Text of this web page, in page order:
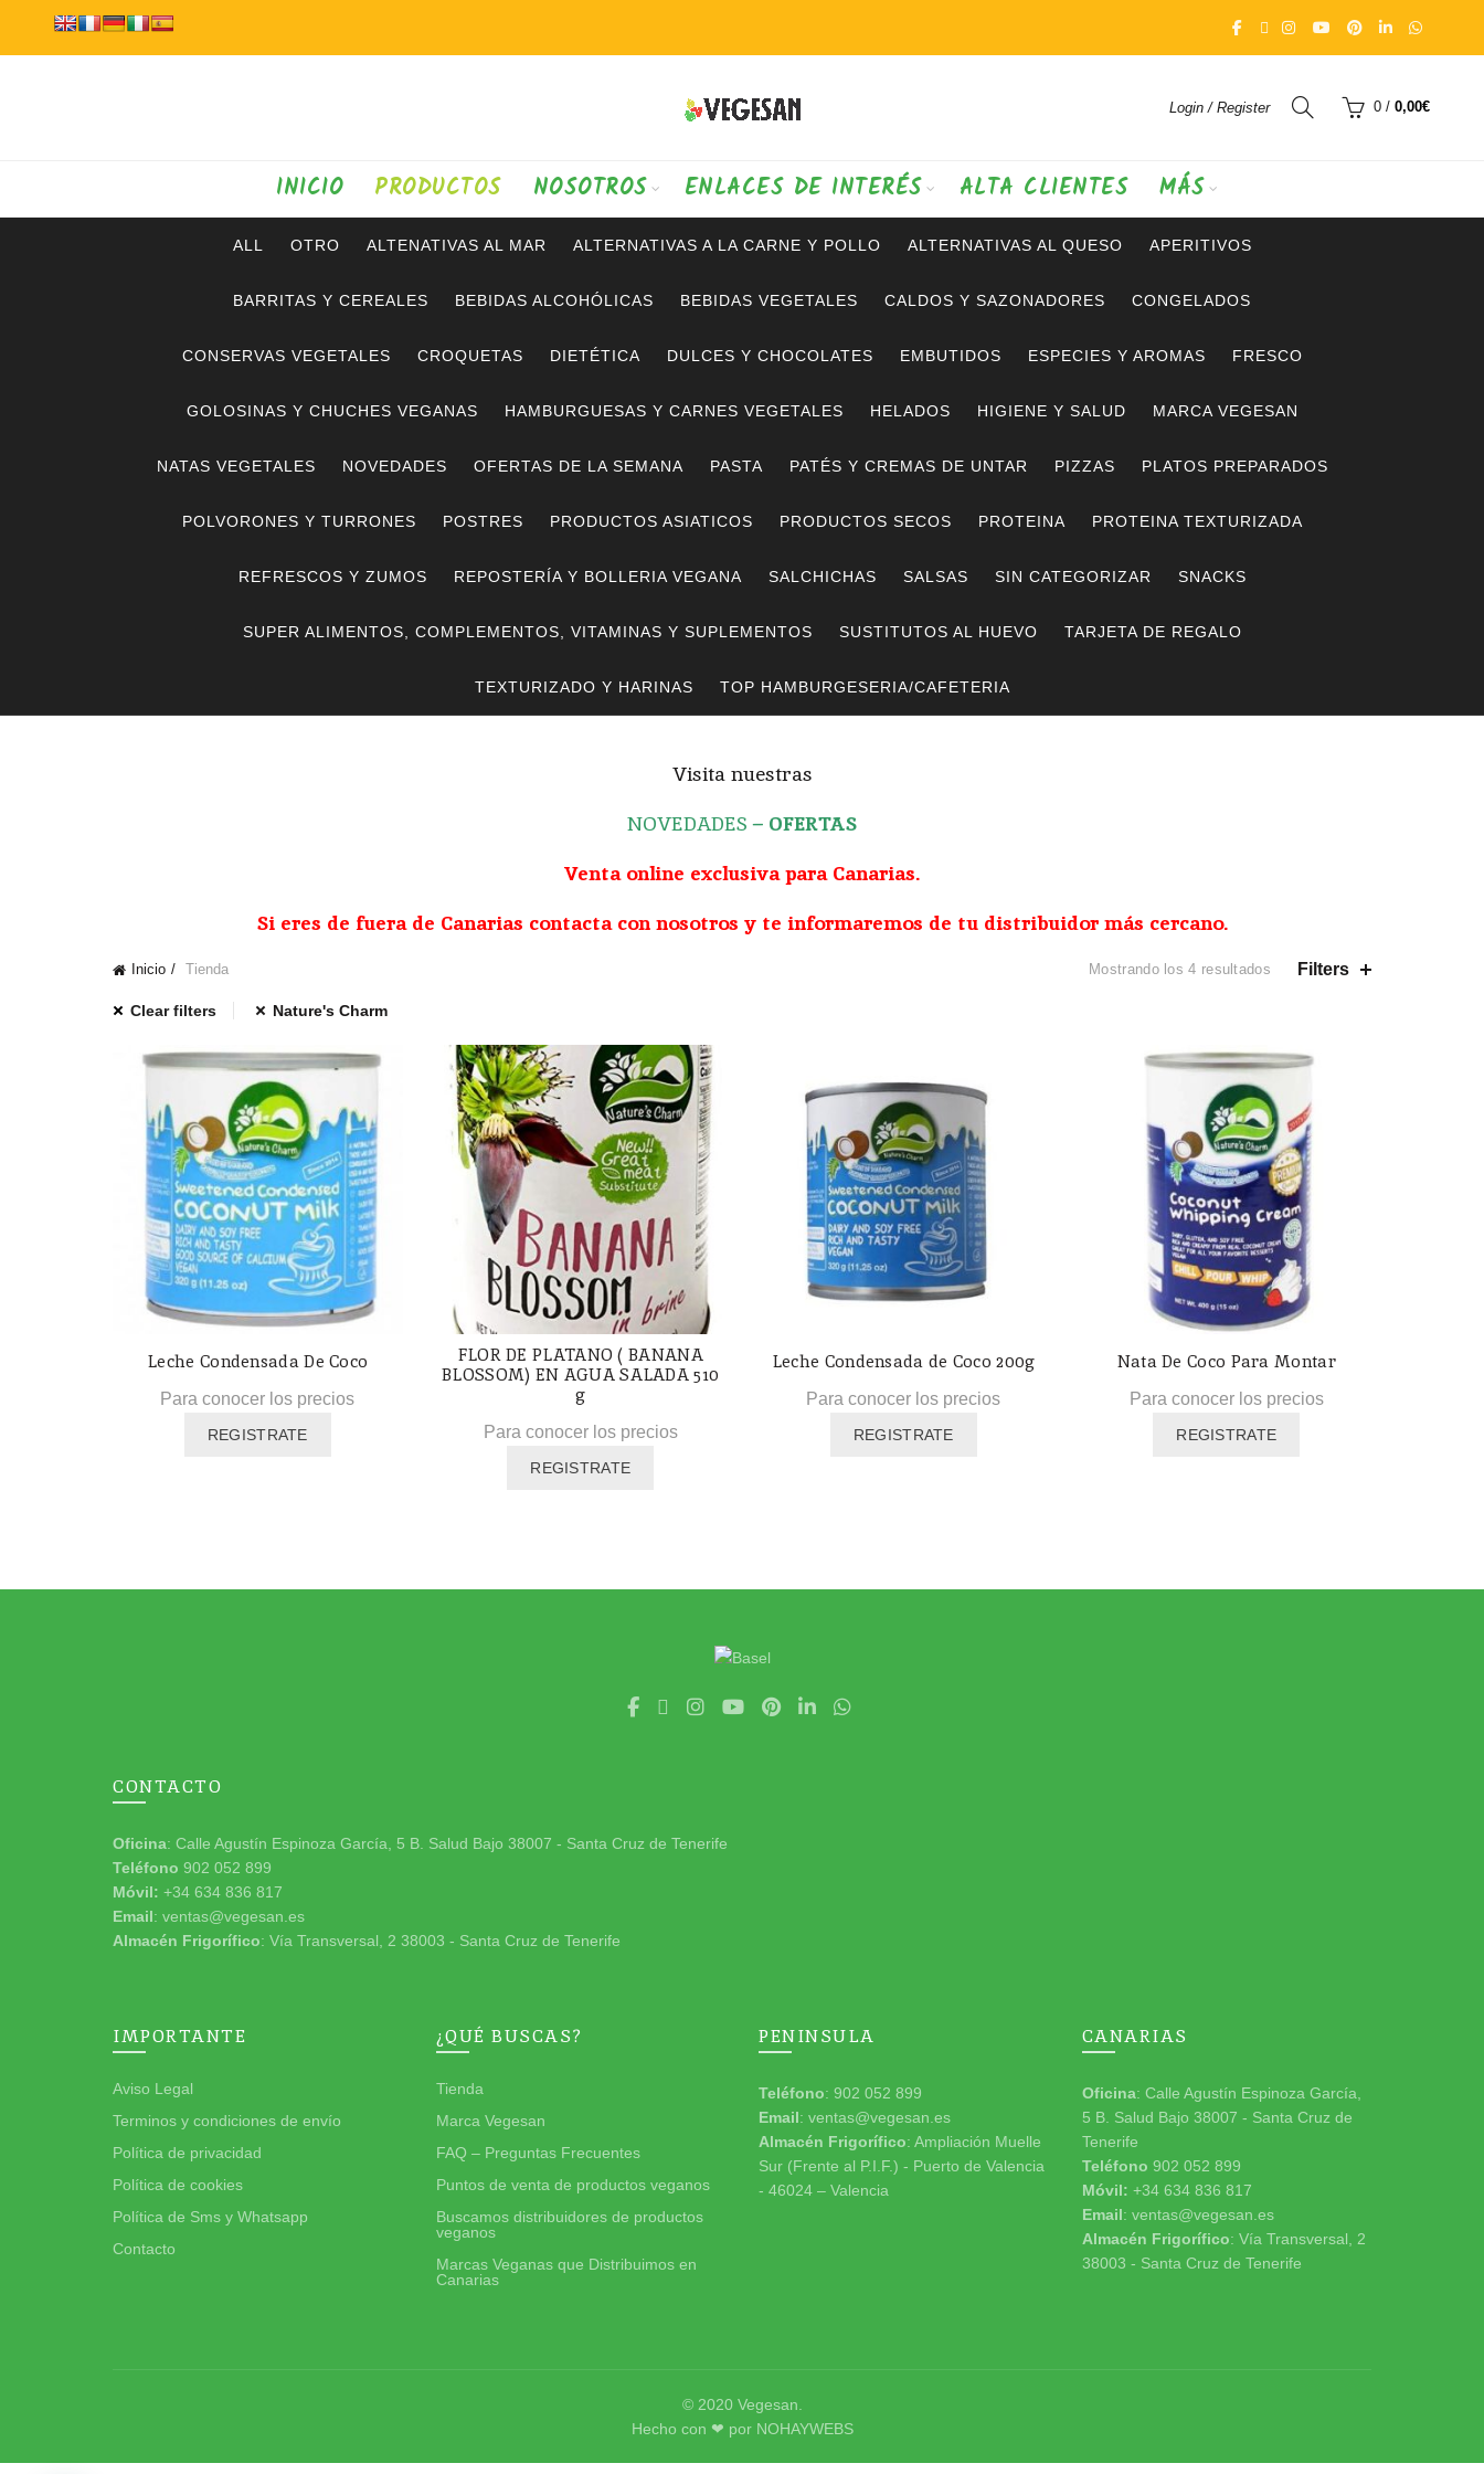
Login / Register 0 / 0,00€
INICIO PRODUCTOS NOSOTROS ENLACES DE INTERÉS ALTA CLIENTES MÁS
ALL OTRO ALTENATIVAS AL MAR ALTERNATIVAS A LA CARNE Y POLLO ALTERNATIVAS AL QUESO APERITIVOS
BARRITAS Y CEREALES BEBIDAS ALCOHÓLICAS BEBIDAS VEGETALES CALDOS Y SAZONADORES CONGELADOS
CONSERVAS VEGETALES CROQUETAS DIETÉTICA DULCES Y CHOCOLATES EMBUTIDOS ESPECIES Y AROMAS FRESCO
GOLOSINAS Y CHUCHES VEGANAS HAMBURGUESAS Y CARNES VEGETALES HELADOS HIGIENE Y SALUD MARCA VEGESAN
NATAS VEGETALES NOVEDADES OFERTAS DE LA SEMANA PASTA PATÉS Y CREMAS DE UNTAR PIZZAS PLATOS PREPARADOS
POLVORONES Y TURRONES POSTRES PRODUCTOS ASIATICOS PRODUCTOS SECOS PROTEINA PROTEINA TEXTURIZADA
REFRESCOS Y ZUMOS REPOSTERÍA Y BOLLERIA VEGANA SALCHICHAS SALSAS SIN CATEGORIZAR SNACKS
SUPER ALIMENTOS, COMPLEMENTOS, VITAMINAS Y SUPLEMENTOS SUSTITUTOS AL HUEVO TARJETA DE REGALO
TEXTURIZADO Y HARINAS TOP HAMBURGESERIA/CAFETERIA
Visita nuestras
NOVEDADES – OFERTAS
Venta online exclusiva para Canarias.
Si eres de fuera de Canarias contacta con nosotros y te informaremos de tu distribuidor más cercano.
Inicio Tienda Mostrando los 4 resultados Ordenado
a
Filters
Clear filters Nature's Charm
Leche Condensada De Coco
Para conocer los precios
REGISTRATE
FLOR DE PLATANO ( BANANA
BLOSSOM) EN AGUA SALADA 510
g
Para conocer los precios
REGISTRATE
Leche Condensada de Coco 200g
Para conocer los precios
REGISTRATE
Nata De Coco Para Montar
Para conocer los precios
REGISTRATE
CONTACTO
Oficina: Calle Agustín Espinoza García, 5 B. Salud Bajo 38007 - Santa Cruz de Tenerife
Teléfono 902 052 899
Móvil: +34 634 836 817
Email: ventas@vegesan.es
Almacén Frigorífico: Vía Transversal, 2 38003 - Santa Cruz de Tenerife
IMPORTANTE
Aviso Legal
Terminos y condiciones de envío
Política de privacidad
Política de cookies
Política de Sms y Whatsapp
Contacto
¿QUÉ BUSCAS?
Tienda
Marca Vegesan
FAQ – Preguntas Frecuentes
Puntos de venta de productos veganos
Buscamos distribuidores de productos
veganos
Marcas Veganas que Distribuimos en
Canarias
PENINSULA
Teléfono: 902 052 899
Email: ventas@vegesan.es
Almacén Frigorífico: Ampliación Muelle
Sur (Frente al P.I.F.) - Puerto de Valencia
- 46024 – Valencia
CANARIAS
Oficina: Calle Agustín Espinoza García,
5 B. Salud Bajo 38007 - Santa Cruz de
Tenerife
Teléfono 902 052 899
Móvil: +34 634 836 817
Email: ventas@vegesan.es
Almacén Frigorífico: Vía Transversal, 2
38003 - Santa Cruz de Tenerife
© 2020 Vegesan.
Hecho con ❤ por NOHAYWEBS